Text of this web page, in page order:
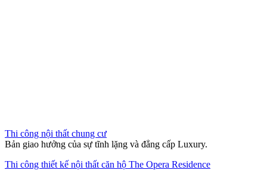
Thi công nội thất chung cư
Bản giao hưởng của sự tĩnh lặng và đẳng cấp Luxury.
Thi công thiết kế nội thất căn hộ The Opera Residence